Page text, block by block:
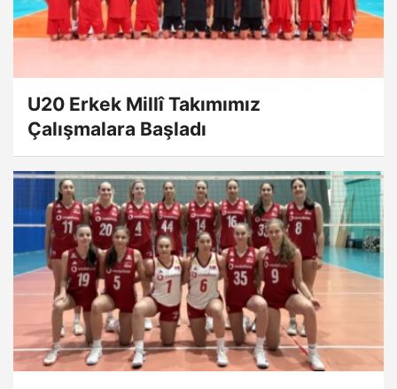
U20 Erkek Millî Takımımız
Çalışmalara Başladı